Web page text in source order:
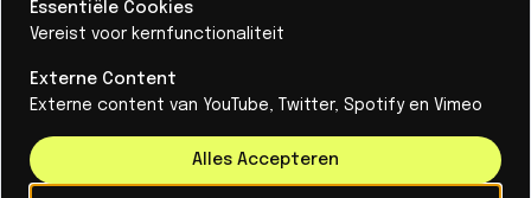
technologie te pitchen, maar vooral om te ontdekken
of hun onderzoek de basis kan vormen voor een
bedrijf. Soms is één gesprek, één vraag of één extra
duwtje genoeg om een idee echt in beweging te
krijgen.
https://ioplus.nl/nl/posts/tech-transfer-challenge-
Essentiële Cookies
Vereist voor kernfunctionaliteit
Externe Content
Externe content van YouTube, Twitter, Spotify en Vimeo
Alles Accepteren